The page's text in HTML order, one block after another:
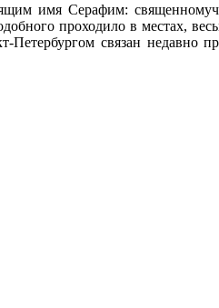
имя Серафим:
проходило в местах,
связан недавно